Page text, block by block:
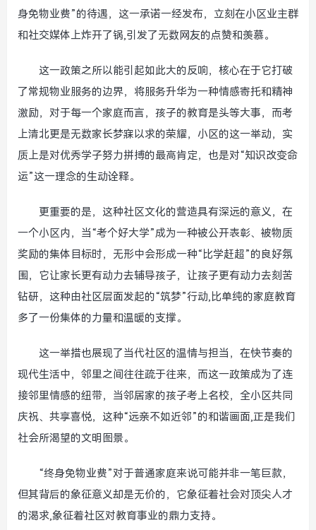
身免物业费”的待遇，这一承诺一经发布，立刻在小区业主群
和社交媒体上炸开了锅,引发了无数网友的点赞和羡慕。
这一政策之所以能引起如此大的反响，核心在于它打破
了常规物业服务的边界，将服务升华为一种情感寄托和精神
激励，对于每一个家庭而言，孩子的教育是头等大事，而考
上清北更是无数家长梦寐以求的荣耀，小区的这一举动，实
质上是对优秀学子努力拼搏的最高肯定，也是对“知识改变命
运”这一理念的生动诠释。
更重要的是，这种社区文化的营造具有深远的意义，在
一个小区内，当“考个好大学”成为一种被公开表彰、被物质
奖励的集体目标时，无形中会形成一种“比学赶超”的良好氛
围，它让家长更有动力去辅导孩子，让孩子更有动力去刻苦
钻研，这种由社区层面发起的“筑梦”行动,比单纯的家庭教育
多了一份集体的力量和温暖的支撑。
这一举措也展现了当代社区的温情与担当，在快节奏的
现代生活中，邻里之间往往疏于往来，而这一政策成为了连
接邻里情感的纽带，当邻居家的孩子考上名校，全小区共同
庆祝、共享喜悦，这种“远亲不如近邻”的和谐画面,正是我们
社会所渴望的文明图景。
“终身免物业费”对于普通家庭来说可能并非一笔巨款，
但其背后的象征意义却是无价的，它象征着社会对顶尖人才
的渴求,象征着社区对教育事业的鼎力支持。